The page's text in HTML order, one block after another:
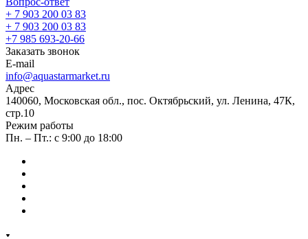
+ 7 903 200 03 83
+ 7 903 200 03 83
+7 985 693-20-66
Заказать звонок
E-mail
info@aquastarmarket.ru
Адрес
140060, Московская обл., пос. Октябрьский, ул. Ленина, 47К,
стр.10
Режим работы
Пн. – Пт.: с 9:00 до 18:00